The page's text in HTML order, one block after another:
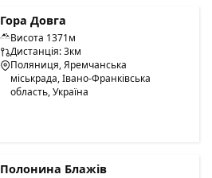
Гора Довга
Висота 1371м
Дистанція: 3км
Поляниця, Яремчанська
міськрада, Івано-Франківська
область, Україна
Полонина Блажів